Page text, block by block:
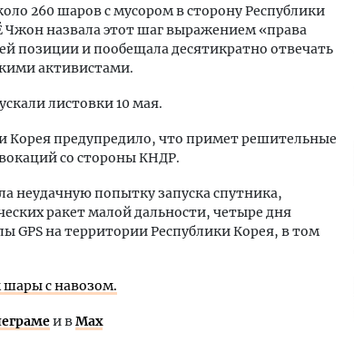
260 шаров с мусором в сторону Республики
Чжон назвала этот шаг выражением «права
позиции и пообещала десятикратно отвечать
активистами.
листовки 10 мая.
Корея предупредило, что примет решительные
со стороны КНДР.
неудачную попытку запуска спутника,
ракет малой дальности, четыре дня
GPS на территории Республики Корея, в том
шары с навозом.
и вMax